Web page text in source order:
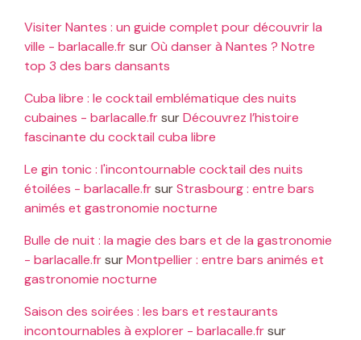
Visiter Nantes : un guide complet pour découvrir la
ville - barlacalle.frsurOù danser à Nantes ? Notre
top 3 des bars dansants
Cuba libre : le cocktail emblématique des nuits
cubaines - barlacalle.frsurDécouvrez l’histoire
fascinante du cocktail cuba libre
Le gin tonic : l'incontournable cocktail des nuits
étoilées - barlacalle.frsurStrasbourg : entre bars
animés et gastronomie nocturne
Bulle de nuit : la magie des bars et de la gastronomie
- barlacalle.frsurMontpellier : entre bars animés et
gastronomie nocturne
Saison des soirées : les bars et restaurants
incontournables à explorer - barlacalle.frsur